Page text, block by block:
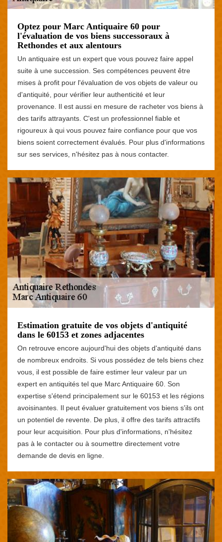
Optez pour Marc Antiquaire 60 pour
l'évaluation de vos biens successoraux à
Rethondes et aux alentours
Un antiquaire est un expert que vous pouvez faire appel
suite à une succession. Ses compétences peuvent être
mises à profit pour l'évaluation de vos objets de valeur ou
d'antiquité, pour vérifier leur authenticité et leur
provenance. Il est aussi en mesure de racheter vos biens à
des tarifs attrayants. C'est un professionnel fiable et
rigoureux à qui vous pouvez faire confiance pour que vos
biens soient correctement évalués. Pour plus d'informations
sur ses services, n'hésitez pas à nous contacter.
Estimation gratuite de vos objets d'antiquité
dans le 60153 et zones adjacentes
On retrouve encore aujourd'hui des objets d'antiquité dans
de nombreux endroits. Si vous possédez de tels biens chez
vous, il est possible de faire estimer leur valeur par un
expert en antiquités tel que Marc Antiquaire 60. Son
expertise s'étend principalement sur le 60153 et les régions
avoisinantes. Il peut évaluer gratuitement vos biens s'ils ont
un potentiel de revente. De plus, il offre des tarifs attractifs
pour leur acquisition. Pour plus d'informations, n'hésitez
pas à le contacter ou à soumettre directement votre
demande de devis en ligne.